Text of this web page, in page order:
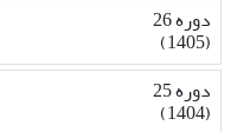
دوره 26
(1405)
دوره 25
(1404)